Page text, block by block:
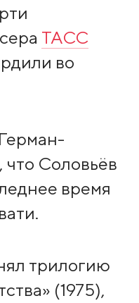
ТАСС
во
что Соловьёв
время
трилогию
(1975),